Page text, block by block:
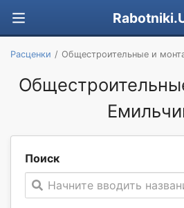
Расценки Общестроительные и
Поиск
Начните вводить